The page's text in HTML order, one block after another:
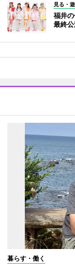
見る・
福井
最終
暮らす・働く